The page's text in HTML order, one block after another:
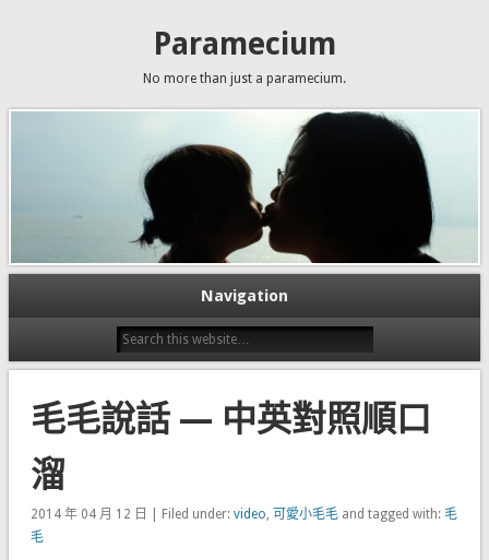
Paramecium
No more than just a paramecium.
Navigation
毛毛說話 — 中英對照順口
溜
2014 年 04 月 12 日 | Filed under: video 可愛小毛毛and tagged with: 毛
毛